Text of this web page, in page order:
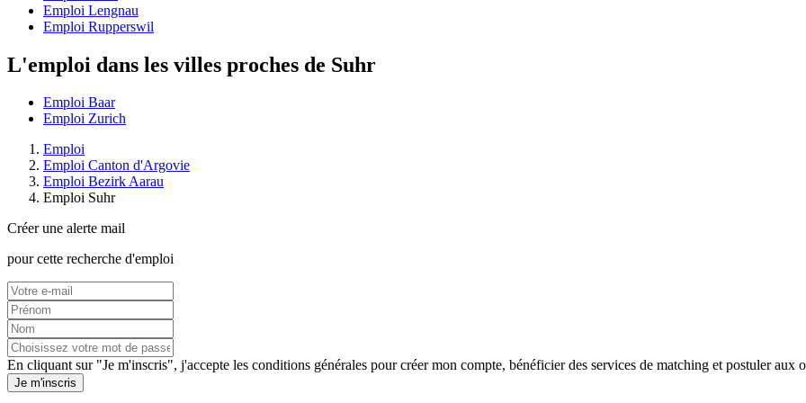
Emploi Lengnau
Emploi Rupperswil
L'emploi dans les villes proches de Suhr
Emploi Baar
Emploi Zurich
Emploi
Emploi Canton d'Argovie
Emploi Bezirk Aarau
Emploi Suhr
Créer une alerte mail
pour cette recherche d'emploi
En cliquant sur "Je m'inscris", j'accepte les conditions générales pour créer mon compte, bénéficier des services de matching et postuler aux
Je m'inscris